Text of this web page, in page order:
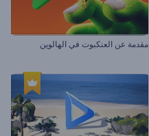
مقدمة عن العنكبوت في الهالوين